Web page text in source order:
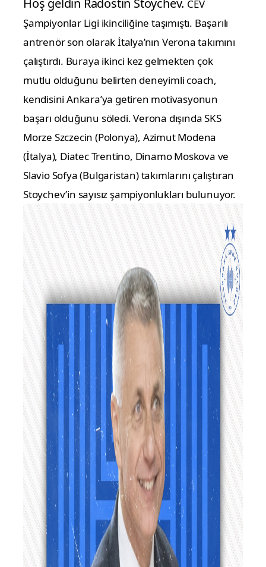
CEV
Şampiyonlar Ligi ikinciliğine taşımıştı. Başarılı
antrenör son olarak İtalya’nın Verona takımını
çalıştırdı. Buraya ikinci kez gelmekten çok
mutlu olduğunu belirten deneyimli coach,
kendisini Ankara’ya getiren motivasyonun
başarı olduğunu söledi.Verona dışında SKS
Morze Szczecin (Polonya), Azimut Modena
(İtalya), Diatec Trentino, Dinamo Moskova ve
Slavio Sofya (Bulgaristan) takımlarını çalıştıran
Stoychev’in sayısız şampiyonlukları bulunuyor.